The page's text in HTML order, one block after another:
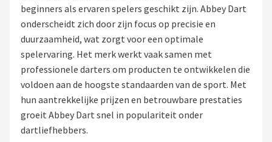
Spelregels
Uitgooilijst
POPULAIRE MERKEN
Target
beginners als ervaren spelers geschikt zijn. Abbey Dart
onderscheidt zich door zijn focus op precisie en
duurzaamheid, wat zorgt voor een optimale
spelervaring. Het merk werkt vaak samen met
professionele darters om producten te ontwikkelen die
voldoen aan de hoogste standaarden van de sport. Met
hun aantrekkelijke prijzen en betrouwbare prestaties
groeit Abbey Dart snel in populariteit onder
dartliefhebbers.